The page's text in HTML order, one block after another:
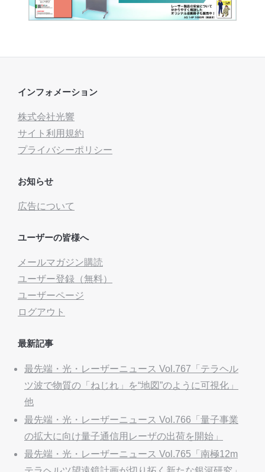
インフォメーション
株式会社光響
サイト利用規約
プライバシーポリシー
お知らせ
広告について
ユーザーの皆様へ
メールマガジン購読
ユーザー登録（無料）
ユーザーページ
ログアウト
最新記事
最先端・光・レーザーニュース Vol.767「テラヘル
ツ波で物質の「ねじれ」を“地図”のように可視化」
他
最先端・光・レーザーニュース Vol.766「量子事業
の拡大に向け量子通信用レーザの出荷を開始」
最先端・光・レーザーニュース Vol.765「南極12m